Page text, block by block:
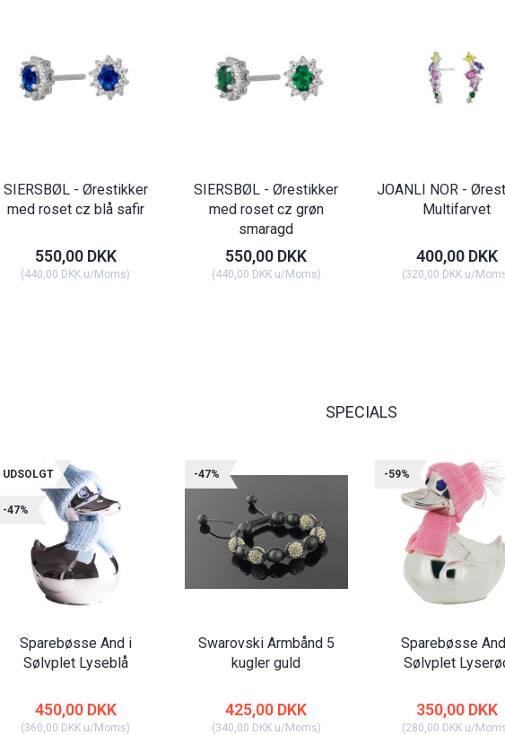
SIERSBØL - Ørestikker
med roset cz blå safir
550,00 DKK
(440,00 DKK u/Moms)
SIERSBØL - Ørestikker
med roset cz grøn
smaragd
550,00 DKK
(440,00 DKKu/Moms)
JOANLI NOR -
Multifarvet
400,00 DKK
(320,00 DKK u/
SPECIALS
UDSOLGT
-47%
Sparebøsse And i
Sølvplet Lyseblå
450,00 DKK
(360,00 DKK u/Moms)
-47%
Swarovski Armbånd 5
kugler guld
425,00 DKK
(340,00 DKKu/Moms)
-59%
Sparebøsse
Sølvplet
350,00 DKK
(280,00 DKK u/